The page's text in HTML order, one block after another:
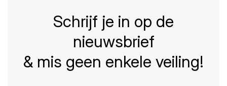
Schrijf je in op de
nieuwsbrief
& mis geen enkele veiling!